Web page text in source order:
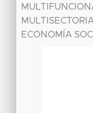
ECONOMÍA